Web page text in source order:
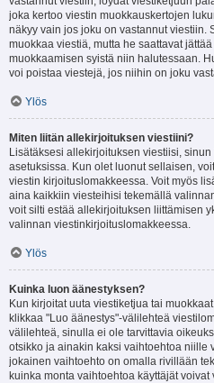
joka kertoo viestin muokkauskertojen
näkyy vain jos joku on vastannut viestiin.
muokkaa viestiä, mutta he saattavat
muokkaamisen syistä niin halutessaan.
voi poistaa viestejä, jos niihin on joku
Ylös
Miten liitän allekirjoituksen viestiini?
Lisätäksesi allekirjoituksen viestiisi,
asetuksissa. Kun olet luonut sellaisen,
viestin kirjoituslomakkeessa. Voit myös
aina kaikkiin viesteihisi tekemällä
voit silti estää allekirjoituksen liittämisen
valinnan viestinkirjoituslomakkeessa.
Ylös
Kuinka luon äänestyksen?
Kun kirjoitat uuta viestiketjua tai
klikkaa "Luo äänestys"-välilehteä
välilehteä, sinulla ei ole tarvittavia
otsikko ja ainakin kaksi vaihtoehtoa niille
jokainen vaihtoehto on omalla rivillään
kuinka monta vaihtoehtoa käyttäjät